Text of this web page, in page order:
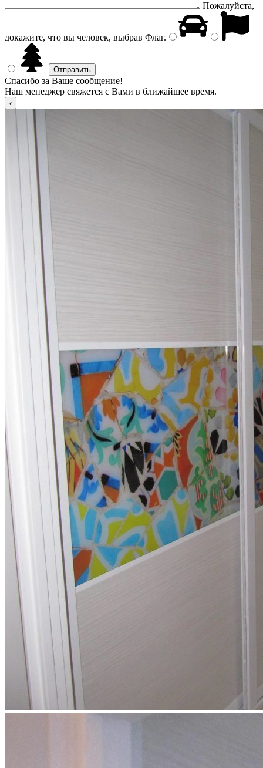
Пожалуйста,
докажите, что вы человек, выбрав Флаг.
Спасибо за Ваше сообщение!
Наш менеджер свяжется с Вами в ближайшее время.